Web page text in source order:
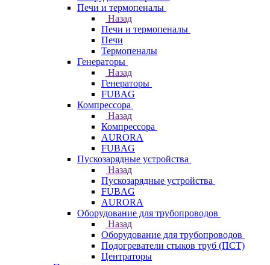
Печи и термопеналы
Назад
Печи и термопеналы
Печи
Термопеналы
Генераторы
Назад
Генераторы
FUBAG
Компрессора
Назад
Компрессора
AURORA
FUBAG
Пускозарядные устройства
Назад
Пускозарядные устройства
FUBAG
AURORA
Оборудование для трубопроводов
Назад
Оборудование для трубопроводов
Подогреватели стыков труб (ПСТ)
Центраторы